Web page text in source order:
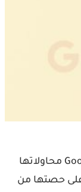
‏أهلا وسهلا بكم، ‏تواصل مع شركة ‫Google‬ محاولاتها
حصتها من